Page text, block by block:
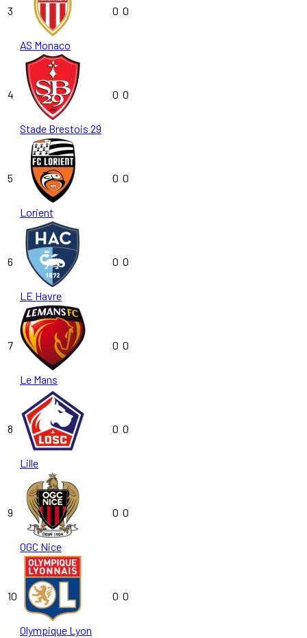
3
AS Monaco
0 0
4
Stade Brestois 29
0 0
5
Lorient
0 0
6
LE Havre
0 0
7
Le Mans
0 0
8
Lille
0 0
9
OGC Nice
0 0
10
Olympique Lyon
0 0